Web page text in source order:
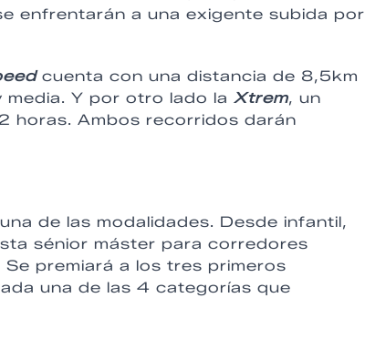
enfrentarán a una exigente subida por
cuenta con una distancia de 8,5km
media. Y por otro lado la Xtrem, un
horas. Ambos recorridos darán
de las modalidades. Desde infantil,
sénior máster para corredores
premiará a los tres primeros
una de las 4 categorías que